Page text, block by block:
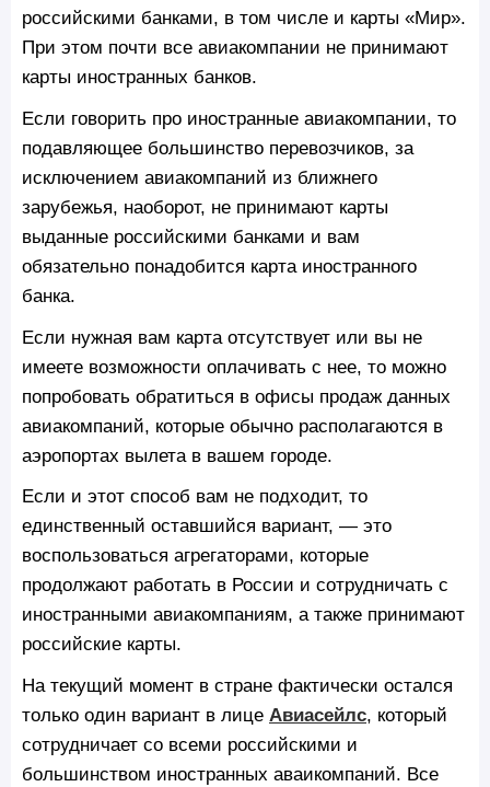
российскими банками, в том числе и карты «Мир».
При этом почти все авиакомпании не принимают
карты иностранных банков.
Если говорить про иностранные авиакомпании, то
подавляющее большинство перевозчиков, за
исключением авиакомпаний из ближнего
зарубежья, наоборот, не принимают карты
выданные российскими банками и вам
обязательно понадобится карта иностранного
банка.
Если нужная вам карта отсутствует или вы не
имеете возможности оплачивать с нее, то можно
попробовать обратиться в офисы продаж данных
авиакомпаний, которые обычно располагаются в
аэропортах вылета в вашем городе.
Если и этот способ вам не подходит, то
единственный оставшийся вариант, — это
воспользоваться агрегаторами, которые
продолжают работать в России и сотрудничать с
иностранными авиакомпаниям, а также принимают
российские карты.
На текущий момент в стране фактически остался
только один вариант в лице Авиасейлс, который
сотрудничает со всеми российскими и
большинством иностранных аваикомпаний. Все